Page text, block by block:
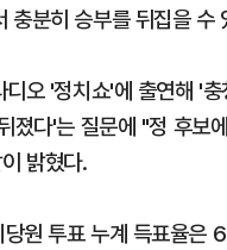
충분히 승부를 뒤집을 수
오 '정치쇼'에 출연해 '
다'는 질문에 "정 후보
밝혔다.
당원 투표 누계 득표